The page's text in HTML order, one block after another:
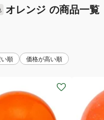
オレンジ の商品一覧
順 価格が高い順